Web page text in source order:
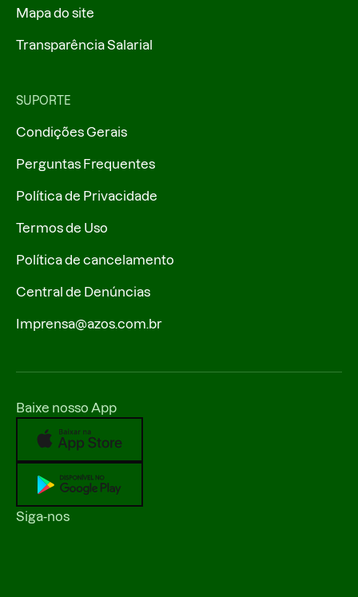
Mapa do site
Transparência Salarial
SUPORTE
Condições Gerais
Perguntas Frequentes
Política de Privacidade
Termos de Uso
Política de cancelamento
Central de Denúncias
Imprensa@azos.com.br
Baixe nosso App
Siga-nos